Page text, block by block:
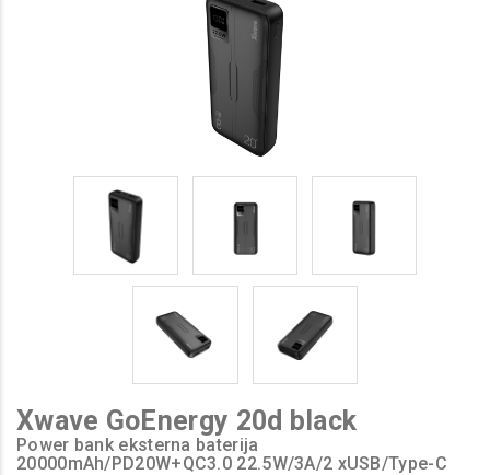
Xwave GoEnergy 20d black
Power bank eksterna baterija
20000mAh/PD20W+QC3.0 22.5W/3A/2 xUSB/Type-C